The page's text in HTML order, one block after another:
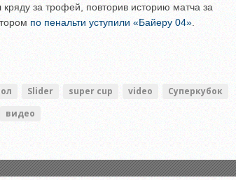
за трофей, повторив историю матча за
по пенальти уступили «Байеру 04»
Slider super cup video
Суперкубок
видео